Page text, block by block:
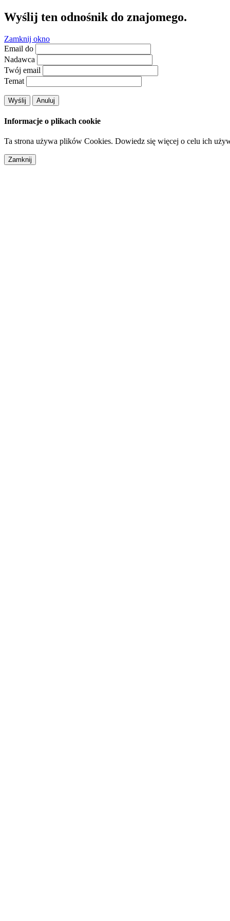
Wyślij ten odnośnik do znajomego.
Zamknij okno
Email do
Nadawca
Twój email
Temat
Wyślij Anuluj
Informacje o plikach cookie
Ta strona używa plików Cookies. Dowiedz się więcej o celu ich